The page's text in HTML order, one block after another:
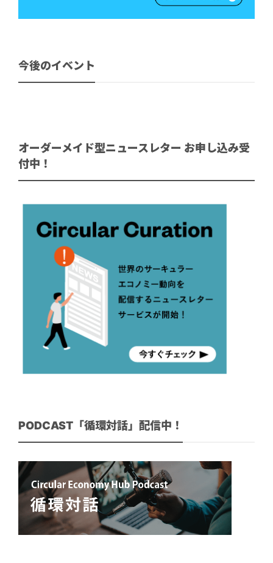
今後のイベント
オーダーメイド型ニュースレター お申し込み受
付中！
PODCAST「循環対話」配信中！